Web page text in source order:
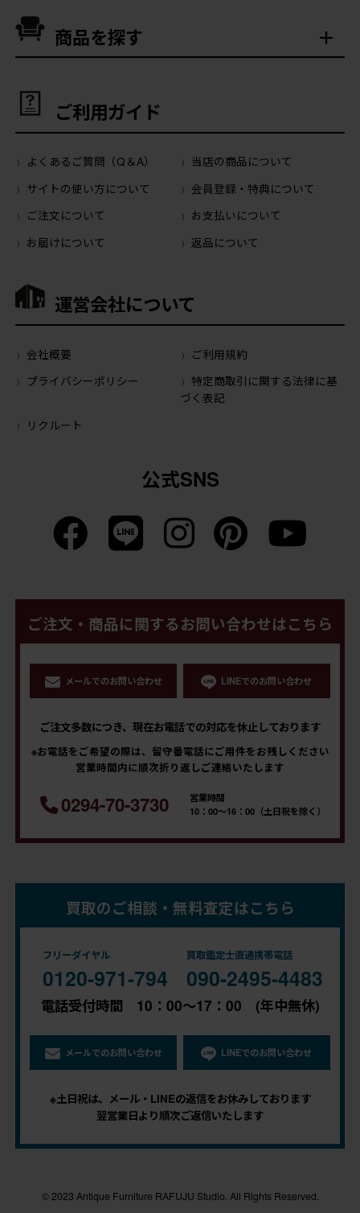
商品を探す
ご利用ガイド
よくあるご質問（Q＆A）
当店の商品について
サイトの使い方について
会員登録・特典について
ご注文について
お支払いについて
お届けについて
返品について
運営会社について
会社概要
ご利用規約
プライバシーポリシー
特定商取引に関する法律に基
づく表記
リクルート
公式SNS
ご注文・商品に関するお問い合わせはこちら
メールでのお問い合わせ LINEでのお問い合わせ
ご注文多数につき、現在お電話での対応を休止しております
※お電話をご希望の際は、留守番電話にご用件をお残しください
営業時間内に順次折り返しご連絡いたします
0294-70-3730
営業時間
10：00～16：00（土日祝を除く）
買取のご相談・無料査定はこちら
フリーダイヤル
0120-971-794
買取鑑定士直通携帯電話
090-2495-4483
電話受付時間 10：00～17：00 (年中無休)
メールでのお問い合わせ LINEでのお問い合わせ
※土日祝は、メール・LINEの返信をお休みしております
翌営業日より順次ご返信いたします
© 2023 Antique Furniture RAFUJU Studio. All Rights Reserved.